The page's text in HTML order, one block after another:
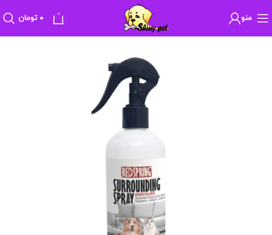
منو 0 ۰ تومان